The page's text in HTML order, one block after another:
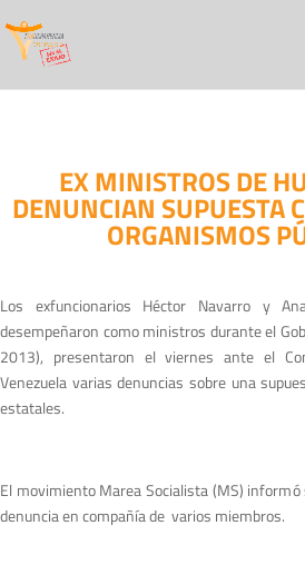
EX MINISTROS DE
DENUNCIAN SUPUESTA
ORGANISMOS
Los exfuncionarios Héctor Navarro y
desempeñaron como ministros durante el
2013), presentaron el viernes ante el
Venezuela varias denuncias sobre una
estatales.
El movimiento Marea Socialista (MS)
denuncia en compañía de varios miembros.